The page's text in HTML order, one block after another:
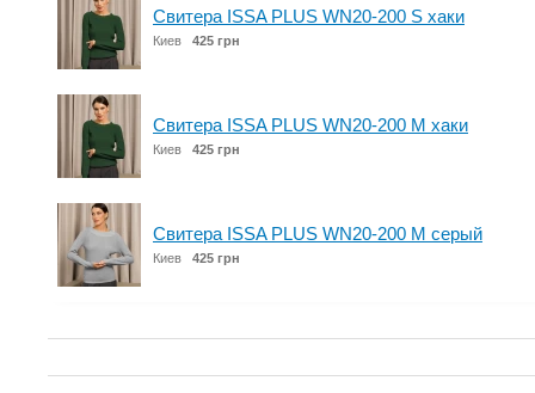
Свитера ISSA PLUS WN20-200 S хаки
Киев 425 грн
Свитера ISSA PLUS WN20-200 M хаки
Киев 425 грн
Свитера ISSA PLUS WN20-200 M серый
Киев 425 грн